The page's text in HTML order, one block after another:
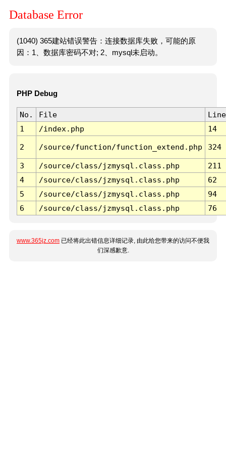
Database Error
(1040) 365建站错误警告：连接数据库失败，可能的原
因：1、数据库密码不对; 2、mysql未启动。
PHP Debug
No. File
Line
1
/index.php 14
2 /source/function/function_extend.php 324
3 /source/class/jzmysql.class.php
211
4
/source/class/jzmysql.class.php
62
5
/source/class/jzmysql.class.php
94
6
/source/class/jzmysql.class.php 76
www.365jz.com 已经将此出错信息详细记录, 由此给您带来的访问不便我
们深感歉意.